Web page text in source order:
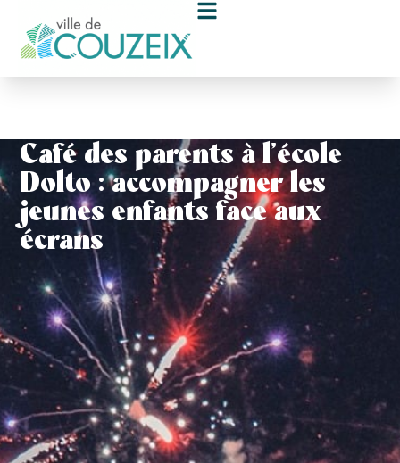
Café des parents à l’école
Dolto : accompagner les
jeunes enfants face aux
écrans